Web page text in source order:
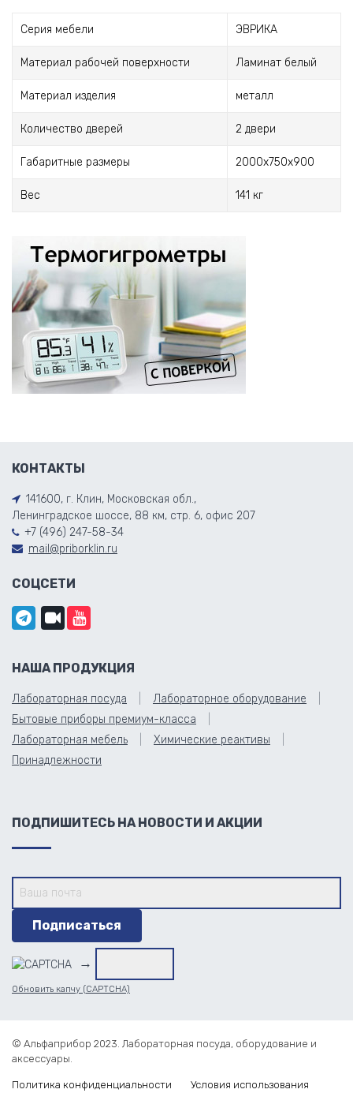
Серия мебели ЭВРИКА
Материал рабочей поверхности Ламинат белый
Материал изделия металл
Количество дверей 2 двери
Габаритные размеры 2000х750х900
Вес 141 кг
КОНТАКТЫ
141600, г. Клин, Московская обл.,
Ленинградское шоссе, 88 км, стр. 6, офис 207
+7 (496) 247-58-34
mail@priborklin.ru
СОЦСЕТИ
НАША ПРОДУКЦИЯ
Лабораторная посуда
Лабораторное оборудование
Бытовые приборы премиум-класса
Лабораторная мебель
Химические реактивы
Принадлежности
ПОДПИШИТЕСЬ НА НОВОСТИ И АКЦИИ
→
Обновить капчу (CAPTCHA)
© Альфаприбор 2023. Лабораторная посуда, оборудование и
аксессуары.
Политика конфиденциальности Условия использования